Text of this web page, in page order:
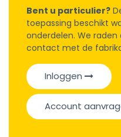
Bent u particulier?
toepassing beschikt
onderdelen. We
contact met de
Inloggen
Account